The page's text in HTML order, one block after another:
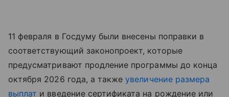
11 февраля в Госдуму были внесены поправки в
соответствующий законопроект, которые
предусматривают продление программы до конца
октября 2026 года, а такжеувеличение размера
выплат и введение сертификата на рождение или